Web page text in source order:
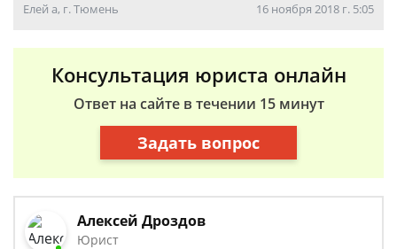
Елей а, г. Тюмень 16 ноября 2018 г. 5:05
Консультация юриста онлайн
Ответ на сайте в течении 15 минут
Задать вопрос
Алексей Дроздов
Юрист